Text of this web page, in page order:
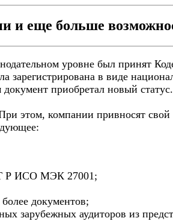
и еще больше
уровне был принят
в виде
приобретал новый
этом, компании привносят
Р ИСО МЭК 27001;
документов;
зарубежных аудиторов из